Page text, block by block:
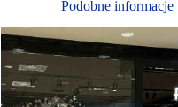
Podobne informacje